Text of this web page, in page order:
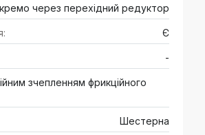
через перехідний редуктор
Є
-
зчепленням фрикційного
Шестерна